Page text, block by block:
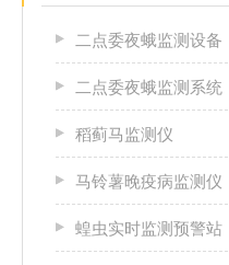
二点委夜蛾监测设备
二点委夜蛾监测系统
稻蓟马监测仪
马铃薯晚疫病监测仪
蝗虫实时监测预警站